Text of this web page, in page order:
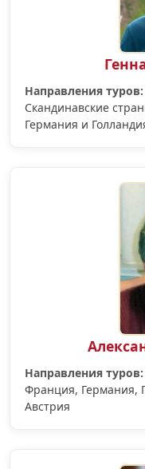
Направления туров:
Скандинавские
Германия и
Направления туров:
Франция, Германия,
Австрия